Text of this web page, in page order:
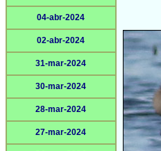
04-abr-2024
02-abr-2024
31-mar-2024
30-mar-2024
28-mar-2024
27-mar-2024